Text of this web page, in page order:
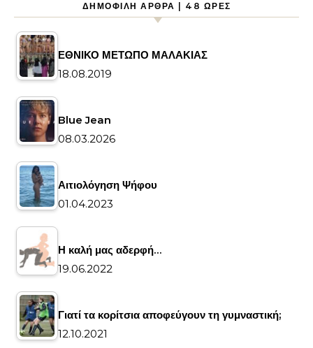
ΔΗΜΟΦΙΛΉ ΆΡΘΡΑ | 48 ΏΡΕΣ
ΕΘΝΙΚΟ ΜΕΤΩΠΟ ΜΑΛΑΚΙΑΣ
18.08.2019
Blue Jean
08.03.2026
Αιτιολόγηση Ψήφου
01.04.2023
Η καλή μας αδερφή…
19.06.2022
Γιατί τα κορίτσια αποφεύγουν τη γυμναστική;
12.10.2021